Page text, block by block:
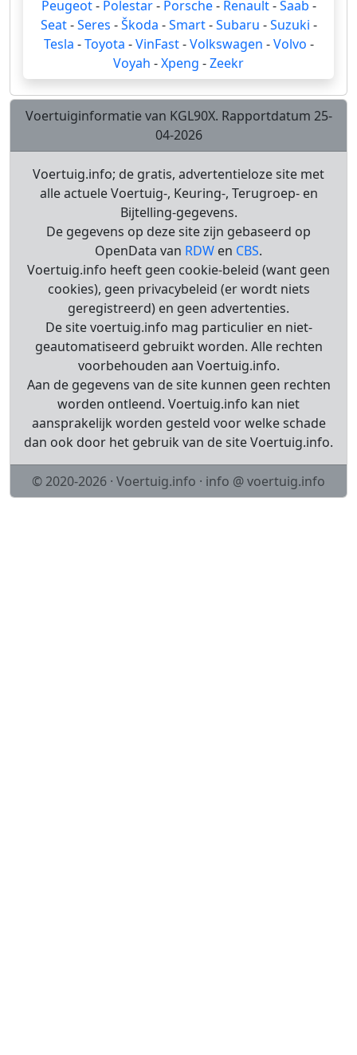
Peugeot- Polestar- Porsche- Renault-Saab -
Seat-Seres -Škoda -Smart-Subaru -Suzuki -
Tesla -Toyota -VinFast-Volkswagen -Volvo -
Voyah -Xpeng -Zeekr
Voertuiginformatie van KGL90X. Rapportdatum 25-
04-2026
Voertuig.info; de gratis, advertentieloze site met
alle actuele Voertuig-, Keuring-, Terugroep- en
Bijtelling-gegevens.
De gegevens op deze site zijn gebaseerd op
OpenData van RDW en CBS.
Voertuig.info heeft geen cookie-beleid (want geen
cookies), geen privacybeleid (er wordt niets
geregistreerd) en geen advertenties.
De site voertuig.info mag particulier en niet-
geautomatiseerd gebruikt worden. Alle rechten
voorbehouden aan Voertuig.info.
Aan de gegevens van de site kunnen geen rechten
worden ontleend. Voertuig.info kan niet
aansprakelijk worden gesteld voor welke schade
dan ook door het gebruik van de site Voertuig.info.
© 2020-2026 · Voertuig.info · info @ voertuig.info